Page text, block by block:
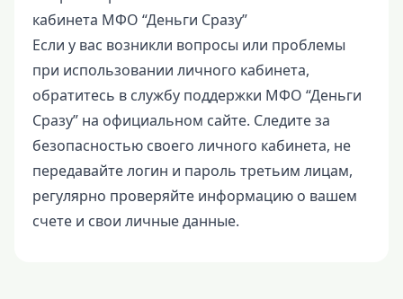
кабинета МФО “Деньги Сразу”
Если у вас возникли вопросы или проблемы
при использовании личного кабинета,
обратитесь в службу поддержки МФО “Деньги
Сразу” на официальном сайте. Следите за
безопасностью своего личного кабинета, не
передавайте логин и пароль третьим лицам,
регулярно проверяйте информацию о вашем
счете и свои личные данные.